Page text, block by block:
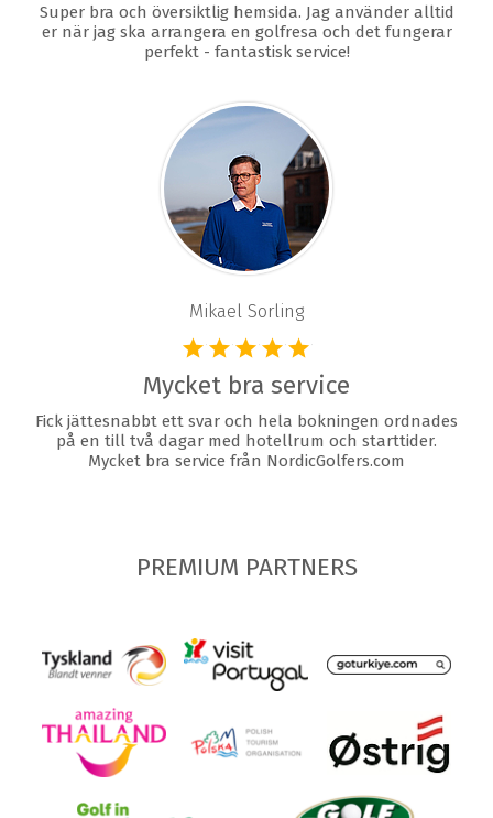
Super bra och översiktlig hemsida. Jag använder alltid
er när jag ska arrangera en golfresa och det fungerar
perfekt - fantastisk service!
Mikael Sorling
Mycket bra service
Fick jättesnabbt ett svar och hela bokningen ordnades
på en till två dagar med hotellrum och starttider.
Mycket bra service från NordicGolfers.com
PREMIUM PARTNERS